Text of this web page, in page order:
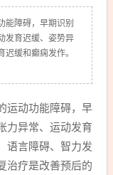
能障碍，早期识别
发育迟缓、姿势异
缓和癫痫发作。
运动功能障碍，早
力异常、运动发育
语言障碍、智力发
治疗是改善预后的